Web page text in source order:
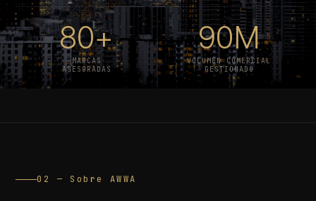
80+
MARCAS
ASESORADAS
90M
VOLUMEN COMERCIAL
GESTIONADO
02 — Sobre AWWA